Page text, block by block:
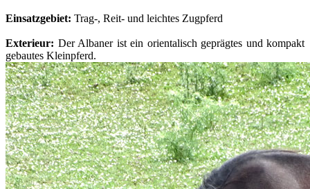
Einsatzgebiet: Trag-, Reit- und leichtes Zugpferd
Exterieur: Der Albaner ist ein orientalisch geprägtes und kompakt
gebautes Kleinpferd.